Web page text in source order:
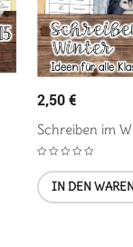
2,50€
Schreiben im
IN DEN